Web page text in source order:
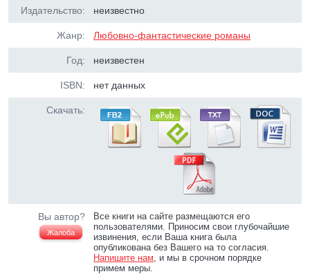
Издательство: неизвестно
Жанр: Любовно-фантастические романы
Год: неизвестен
ISBN: нет данных
Скачать:
Вы автор?
Жалоба
Все книги на сайте размещаются его
пользователями. Приносим свои глубочайшие
извинения, если Ваша книга была
опубликована без Вашего на то согласия.
Напишите нам, и мы в срочном порядке
примем меры.